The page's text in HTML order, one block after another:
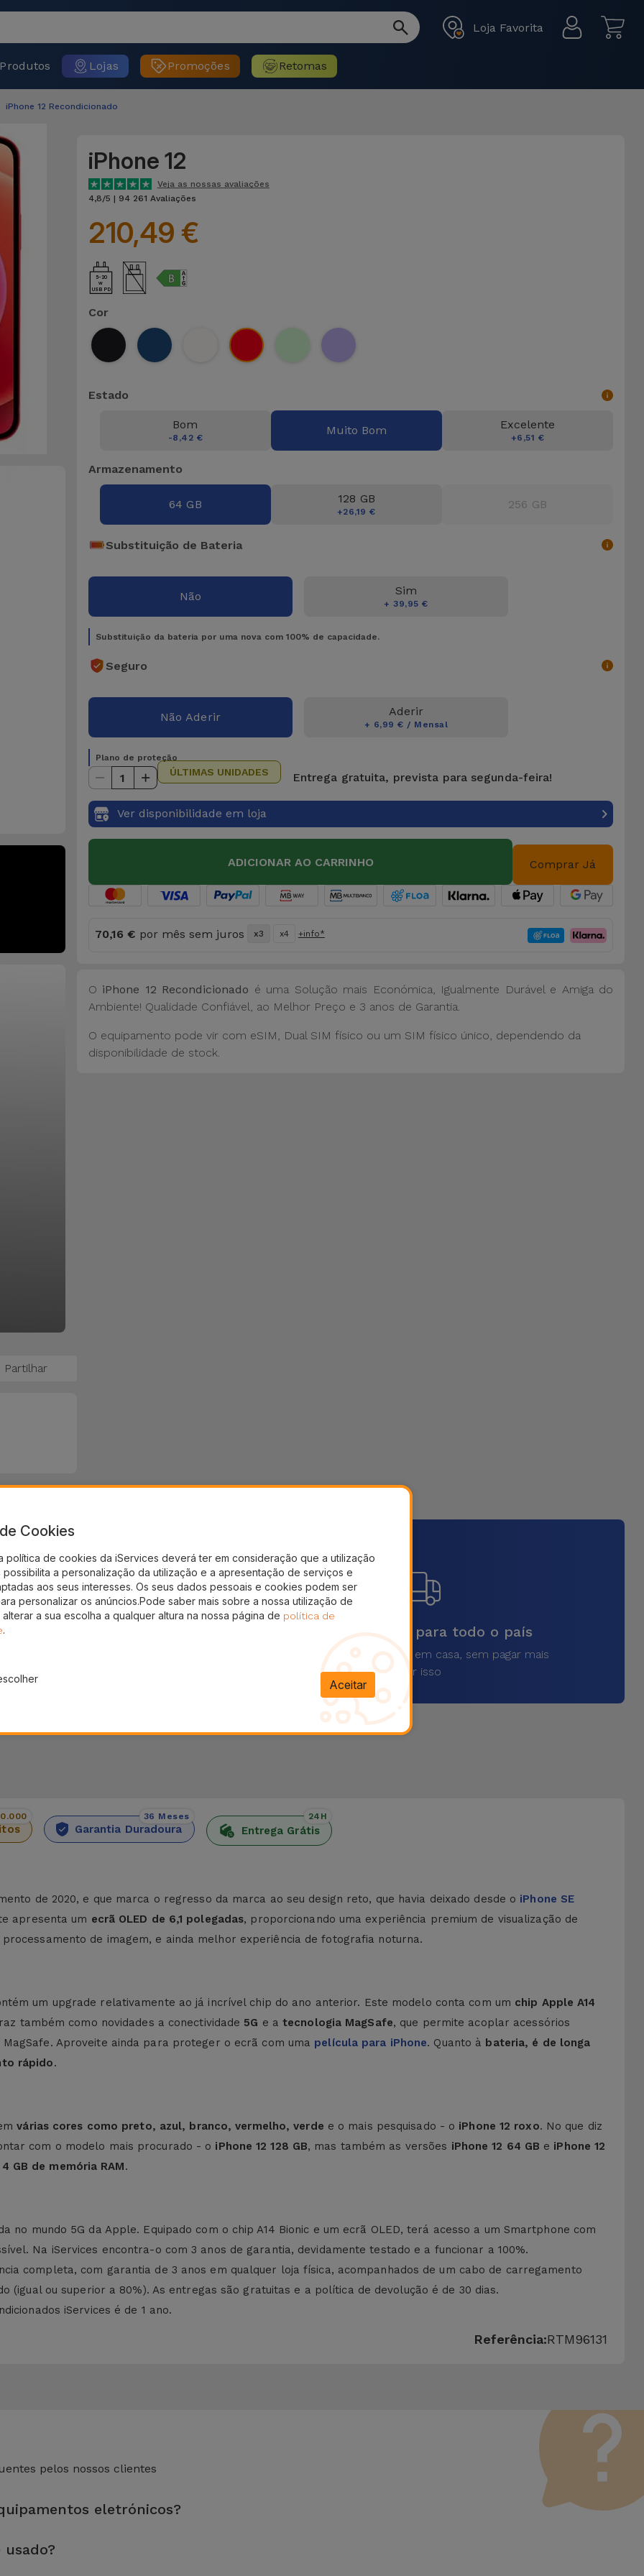
Loja Favorita
Produtos Lojas Promoções Retomas
iPhone 12 Recondicionado
Partilhar
iPhone 12
Veja as nossas avaliações
4,8/5 | 94 261 Avaliações
210,49 €
5-20
USB PD
Cor
Estado
Bom
-8,42 €
Muito Bom Excelente
+6,51 €
Armazenamento
64 GB 128 GB
+26,19 €
256 GB
Substituição de Bateria
Não Sim
+ 39,95 €
Substituição da bateria por uma nova com 100% de capacidade.
Seguro
Não Aderir Aderir
+ 6,99 € / Mensal
Plano de proteção
1 ÚLTIMAS UNIDADES Entrega gratuita, prevista para segunda-feira!
Ver disponibilidade em loja
ADICIONAR AO CARRINHO Comprar Já
70,16 € por mês sem juros x3 x4 +info*
O iPhone 12 Recondicionado é uma Solução mais Económica, Igualmente Durável e Amiga do
Ambiente! Qualidade Confiável, ao Melhor Preço e 3 anos de Garantia.
O equipamento pode vir com eSIM, Dual SIM físico ou um SIM físico único, dependendo da
disponibilidade de stock.
Envios rápidos para todo o país
Receba o seu produto em casa, sem pagar mais
por isso
Garantia Duradoura
36 Meses
Entrega Grátis
24H
de 2020, e que marca o regresso da marca ao seu design reto, que havia deixado desde o iPhone SE
apresenta um ecrã OLED de 6,1 polegadas, proporcionando uma experiência premium de visualização de
de imagem, e ainda melhor experiência de fotografia noturna.
um upgrade relativamente ao já incrível chip do ano anterior. Este modelo conta com um chip Apple A14
também como novidades a conectividade 5G e atecnologia MagSafe, que permite acoplar acessórios
MagSafe. Aproveite ainda para proteger o ecrã com uma película para iPhone. Quanto à bateria, é de longa
rápido.
várias cores como preto, azul, branco, vermelho, verde e o mais pesquisado - o iPhone 12 roxo. No que diz
com o modelo mais procurado - o iPhone 12 128 GB, mas também as versões iPhone 12 64 GB e iPhone 12
4 GB de memória RAM.
no mundo 5G da Apple. Equipado com o chip A14 Bionic e um ecrã OLED, terá acesso a um Smartphone com
Na iServices encontra-o com 3 anos de garantia, devidamente testado e a funcionar a 100%.
completa, com garantia de 3 anos em qualquer loja física, acompanhados de um cabo de carregamento
(igual ou superior a 80%). As entregas são gratuitas e a política de devolução é de 30 dias.
iServices é de 1 ano.
Referência:RTM96131
pelos nossos clientes
eletrónicos?
e desempenho antes de serem colocados à venda.
Cookies
política de cookies da iServices deverá ter em consideração que a utilização
a personalização da utilização e a apresentação de serviços e
aos seus interesses. Os seus dados pessoais e cookies podem ser
personalizar os anúncios.Pode saber mais sobre a nossa utilização de
a sua escolha a qualquer altura na nossa página de política de
.
Aceitar